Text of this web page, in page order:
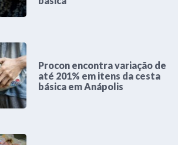
Procon encontra variação de
até 201% em itens da cesta
básica em Anápolis